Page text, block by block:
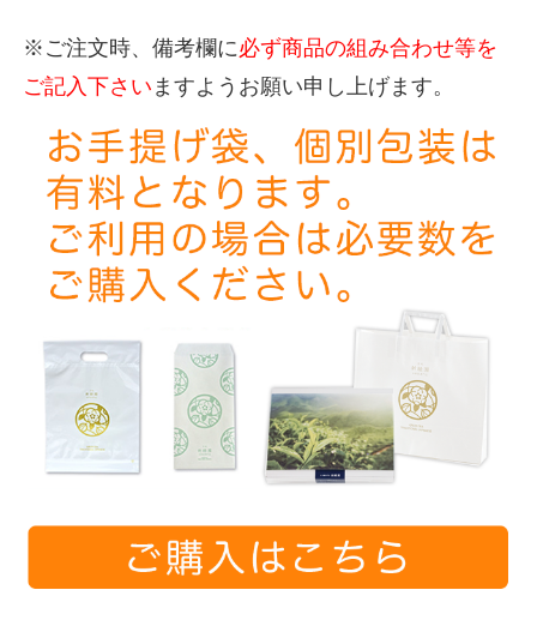
※ご注文時、備考欄に必ず商品の組み合わせ等を
ご記入下さい ますようお願い申し上げます。